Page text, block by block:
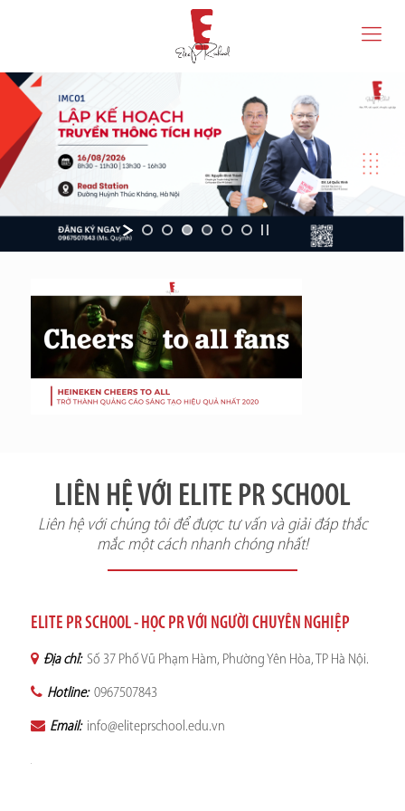
LIÊN HỆ VỚI ELITE PR SCHOOL
Liên hệ với chúng tôi để được tư vấn và giải đáp thắc
mắc một cách nhanh chóng nhất!
ELITE PR SCHOOL - HỌC PR VỚI NGƯỜI CHUYÊN NGHIỆP
Địa chỉ: Số 37 Phố Vũ Phạm Hàm, Phường Yên Hòa, TP Hà Nội.
Hotline: 0967507843
Email: info@eliteprschool.edu.vn